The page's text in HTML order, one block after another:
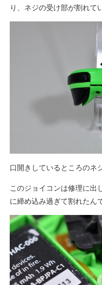
り、ネジの受け部が割れて
口開きしているところのネ
このジョイコンは修理に出
に締め込み過ぎて割れたん